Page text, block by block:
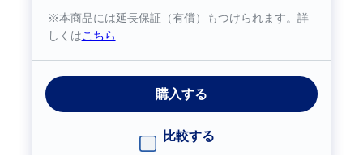
※本商品には延長保証（有償）もつけられます。詳
しくは こちら
購入する
比較する